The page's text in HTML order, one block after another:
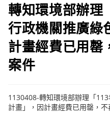
轉知環境部辦理
行政機關推廣綠
計畫經費已用罄
案件
1130408-轉知環境部辦理「
計畫」，因計畫經費已用罄，